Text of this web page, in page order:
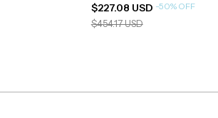
$227.08 USD -50% OFF
$454.17 USD